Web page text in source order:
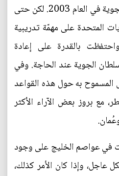
من قاعدة الأمير سلطان الجوية في العام 2003. لكن حتى
المتحدة على مهمّة تدريبية
بالقدرة على إعادة
الجوية عند الحاجة. وفي
المسموح به حول هذه القواعد
مع بروز بعض الآراء الأكثر
في عواصم الخليج على وجود
عاجل، وإذا كان الأمر كذلك،